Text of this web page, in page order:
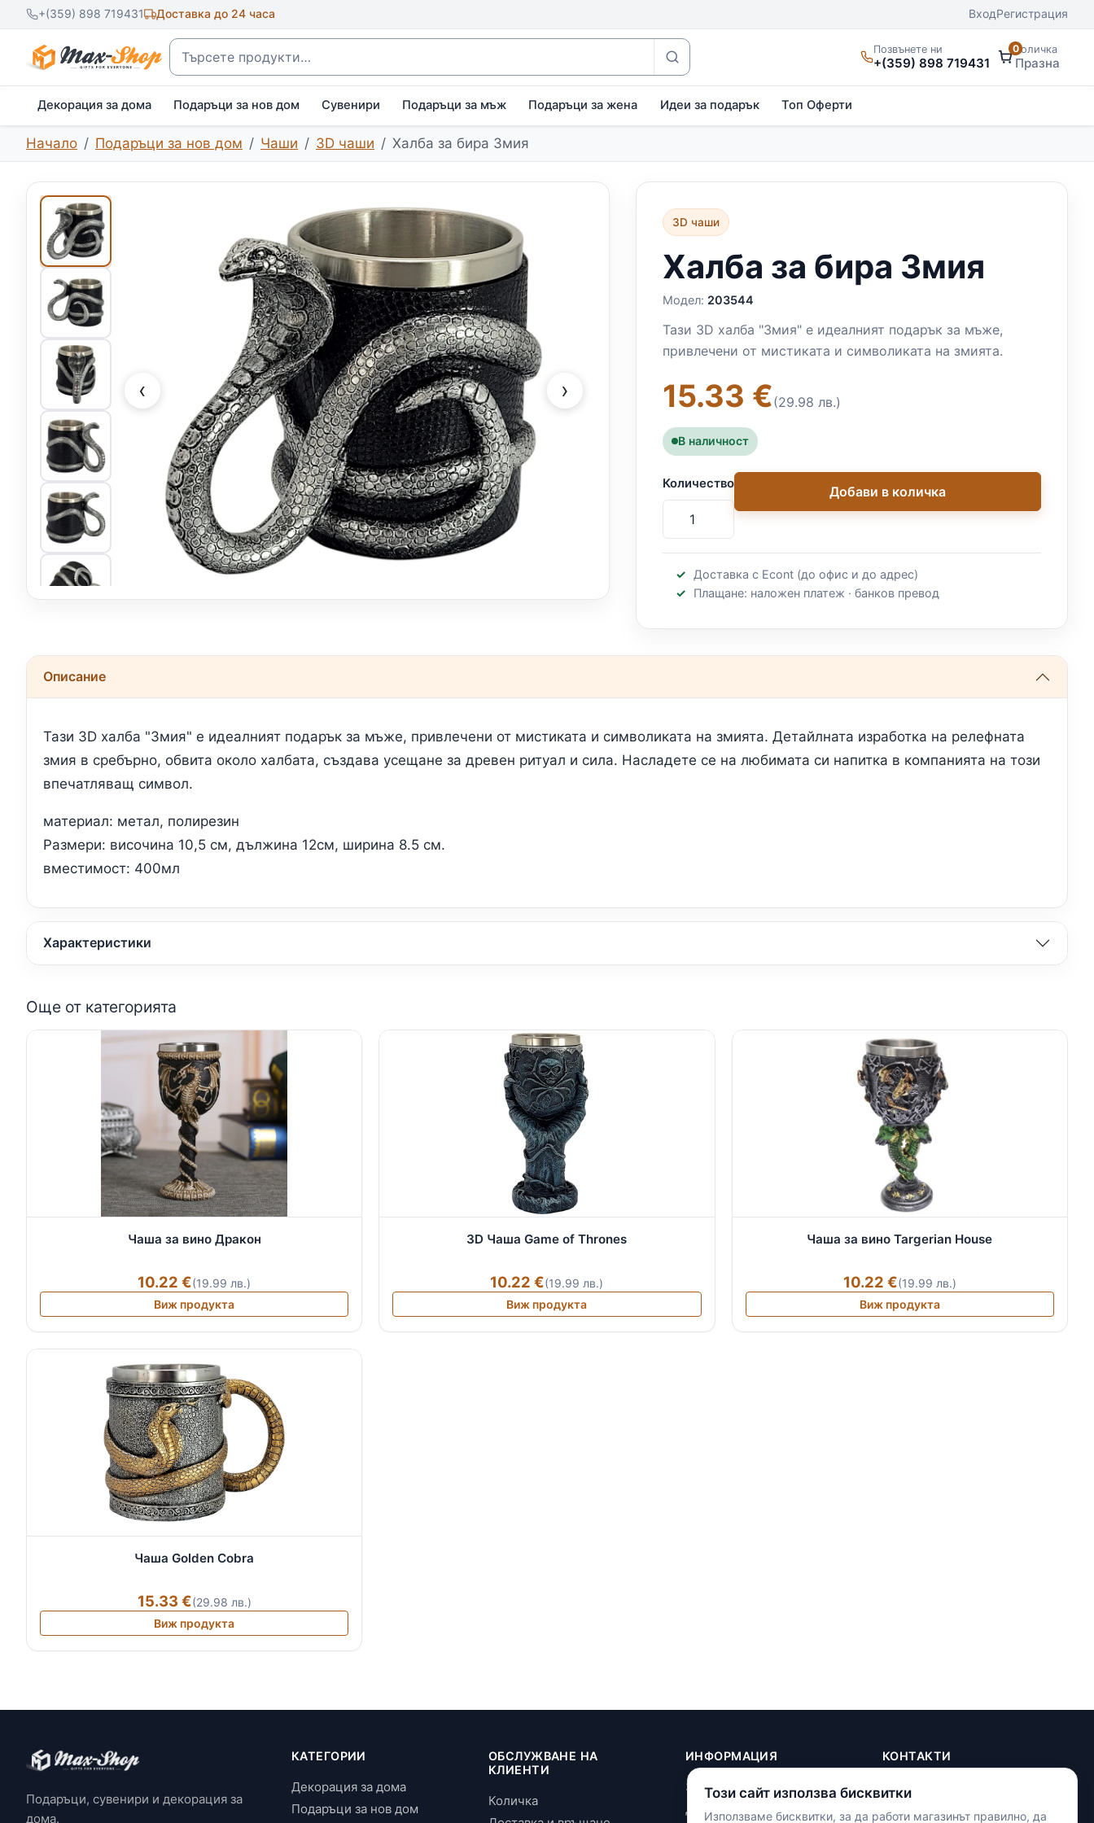
+(359) 898 719431 Доставка до 24 часа ВходРегистрация
Търсене Позвънете ни
+(359) 898 719431
0Количка
Празна
Декорация за дома Подаръци за нов дом Сувенири Подаръци за мъж Подаръци за жена Идеи за подарък Топ Оферти
Начало Подаръци за нов дом Чаши 3D чаши Халба за бира Змия
‹ ›
3D чаши
Халба за бира Змия
Модел: 203544
Тази 3D халба "Змия" е идеалният подарък за мъже,
привлечени от мистиката и символиката на змията.
15.33 €(29.98 лв.)
В наличност
Количество Добави в количка
Доставка с Econt (до офис и до адрес)
Плащане: наложен платеж · банков превод
Описание
Тази 3D халба "Змия" е идеалният подарък за мъже, привлечени от мистиката и символиката на змията. Детайлната изработка на релефната
змия в сребърно, обвита около халбата, създава усещане за древен ритуал и сила. Насладете се на любимата си напитка в компанията на този
впечатляващ символ.
материал: метал, полирезин
Размери: височина 10,5 см, дължина 12см, ширина 8.5 см.
вместимост: 400мл
Характеристики
Още от категорията
Чаша за вино Дракон
10.22 €(19.99 лв.)
Виж продукта
3D Чаша Game of Thrones
10.22 €(19.99 лв.)
Виж продукта
Чаша за вино Targerian House
10.22 €(19.99 лв.)
Виж продукта
Чаша Golden Cobra
15.33 €(29.98 лв.)
Виж продукта
Подаръци, сувенири и декорация за
дома.
КАТЕГОРИИ
Декорация за дома
Подаръци за нов дом
ОБСЛУЖВАНЕ НА
КЛИЕНТИ
Количка
ИНФОРМАЦИЯ
За нас
Доставка
КОНТАКТИ
Този сайт използва бисквитки
Използваме бисквитки, за да работи магазинът правилно, да